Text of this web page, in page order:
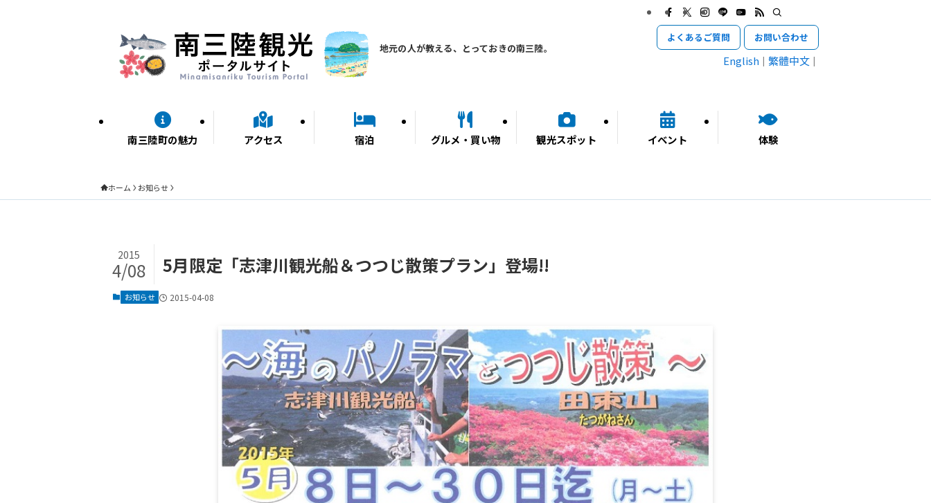
地元の人が教える、とっておきの南三陸。
南三陸町の魅力 アクセス 宿泊 グルメ・買い物 観光スポット イベント 体験
よくあるご質問 お問い合わせ
English 繁體中文
ホーム お知らせ
5月限定「志津川観光船＆つつじ散策プラン」登場!!
2015
4/08
お知らせ 2015-04-08